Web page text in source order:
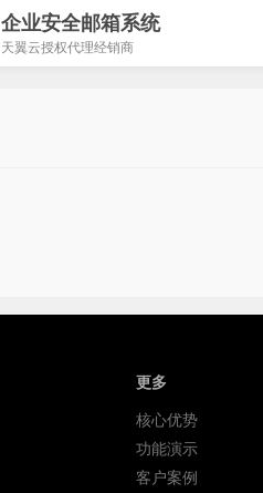
企业安全邮箱系统
天翼云授权代理经销商
更多
核心优势
功能演示
客户案例